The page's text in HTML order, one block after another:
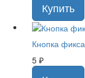
Кнопка
5 ₽